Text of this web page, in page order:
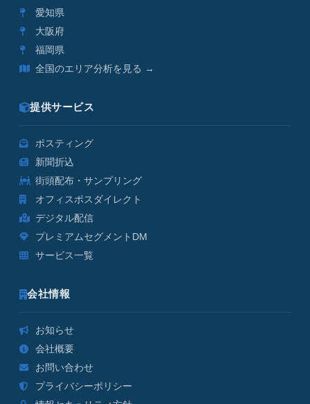
愛知県
大阪府
福岡県
全国のエリア分析を見る →
提供サービス
ポスティング
新聞折込
街頭配布・サンプリング
オフィスポスダイレクト
デジタル配信
プレミアムセグメントDM
サービス一覧
会社情報
お知らせ
会社概要
お問い合わせ
プライバシーポリシー